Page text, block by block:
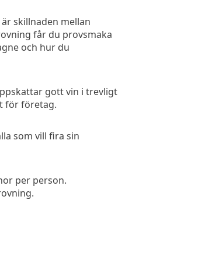
skillnaden mellan
får du provsmaka
och hur du
gott vin i trevligt
för företag.
som vill fira sin
per person.